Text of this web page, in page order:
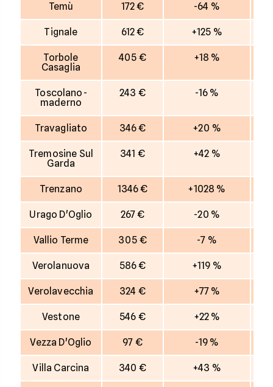
Temù 172 € -64 %
Tignale 612 € +125 %
Torbole
Casaglia
405 € +18 %
Toscolano-
maderno
243 € -16 %
Travagliato 346 € +20 %
Tremosine Sul
Garda
341 € +42 %
Trenzano 1346 € +1028 %
Urago D'Oglio 267 € -20 %
Vallio Terme 305 € -7 %
Verolanuova 586 € +119 %
Verolavecchia 324 € +77 %
Vestone 546 € +22 %
Vezza D'Oglio 97 € -19 %
Villa Carcina 340 € +43 %